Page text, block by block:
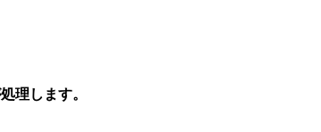
理します。